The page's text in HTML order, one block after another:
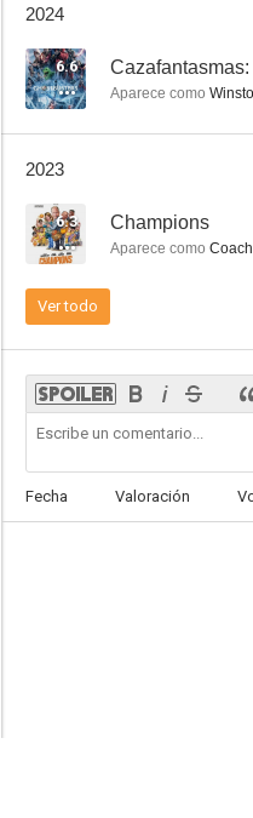
8.5
8.5
2024
6.6
Aparece como
2023
6.3 Champions
Aparece como
Ver todo
Fecha Valoración